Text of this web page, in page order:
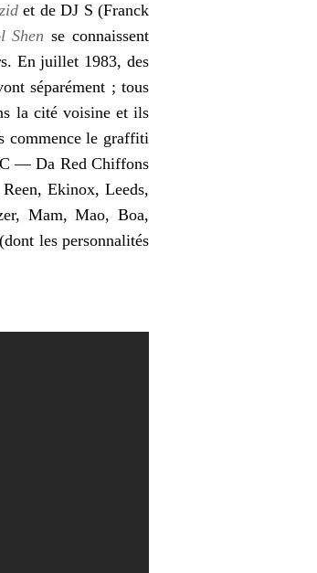
et de DJ S (Franck
Shen se connaissent
En juillet 1983, des
séparément ; tous
la cité voisine et ils
commence le graffiti
— Da Red Chiffons
Ekinox, Leeds,
Mam, Mao, Boa,
les personnalités